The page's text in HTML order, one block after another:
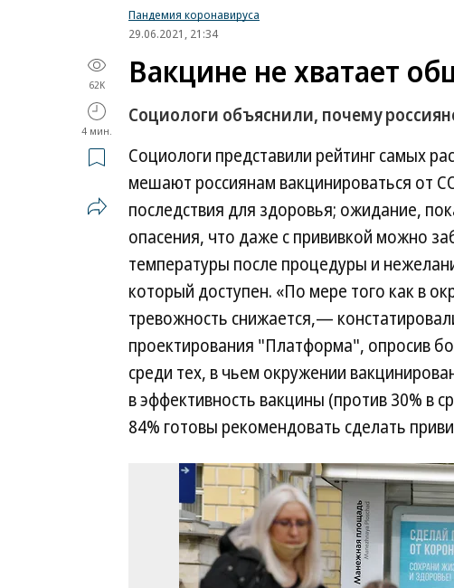
Пандемия коронавируса
29.06.2021, 21:34
62K
4 мин.
Вакцине не хватает
Социологи объяснили, почему
Социологи представили рейтинг самых
мешают россиянам вакцинироваться от
последствия для здоровья; ожидание,
опасения, что даже с прививкой можно
температуры после процедуры и
который доступен. «По мере того как в
тревожность снижается,—
проектирования "Платформа", опросив
среди тех, в чьем окружении
в эффективность вакцины (против 30% в
84% готовы рекомендовать сделать